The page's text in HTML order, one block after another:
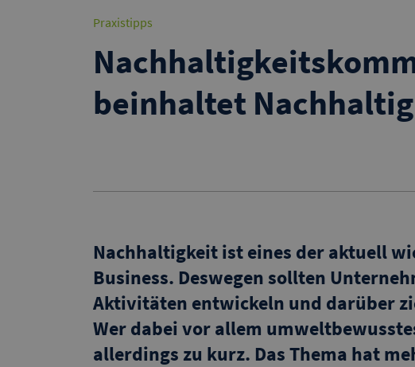
Praxistipps
beinhaltet
Nachhaltigkeit ist eines der aktuell
Business. Deswegen sollten
Aktivitäten entwickeln und darüber
Wer dabei vor allem
allerdings zu kurz. Das Thema hat